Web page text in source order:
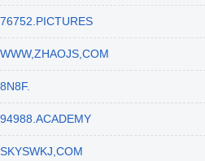
76752.PICTURES
WWW,ZHAOJS,COM
8N8F.
94988.ACADEMY
SKYSWKJ,COM